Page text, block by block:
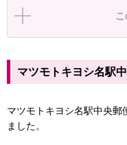
マツモトキヨシ名駅
マツモトキヨシ名駅中央
ました。